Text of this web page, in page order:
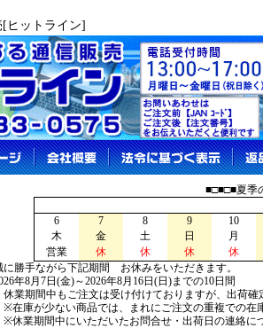
ヒットライン]
■□■□■夏季
6 7 8 9
10
木
金 土 日
月
営業
休 休 休
休
に勝手ながら下記期間 お休みをいただきます。
年8月7日(金)～2026年8月16日(日)までの10日間
休業期間中もご注文は受け付けておりますが、出荷
※在庫が少ない商品では、まれにご注文の重複での在
※休業期間中にいただいたお問合せ・出荷日の連絡に